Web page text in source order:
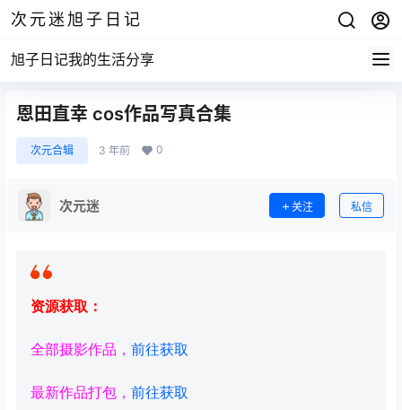
次元迷旭子日记
旭子日记我的生活分享
恩田直幸 cos作品写真合集
次元合辑 3 年前 0
次元迷 关注 私信
资源获取：
全部摄影作品， 前往获取
最新作品打包， 前往获取